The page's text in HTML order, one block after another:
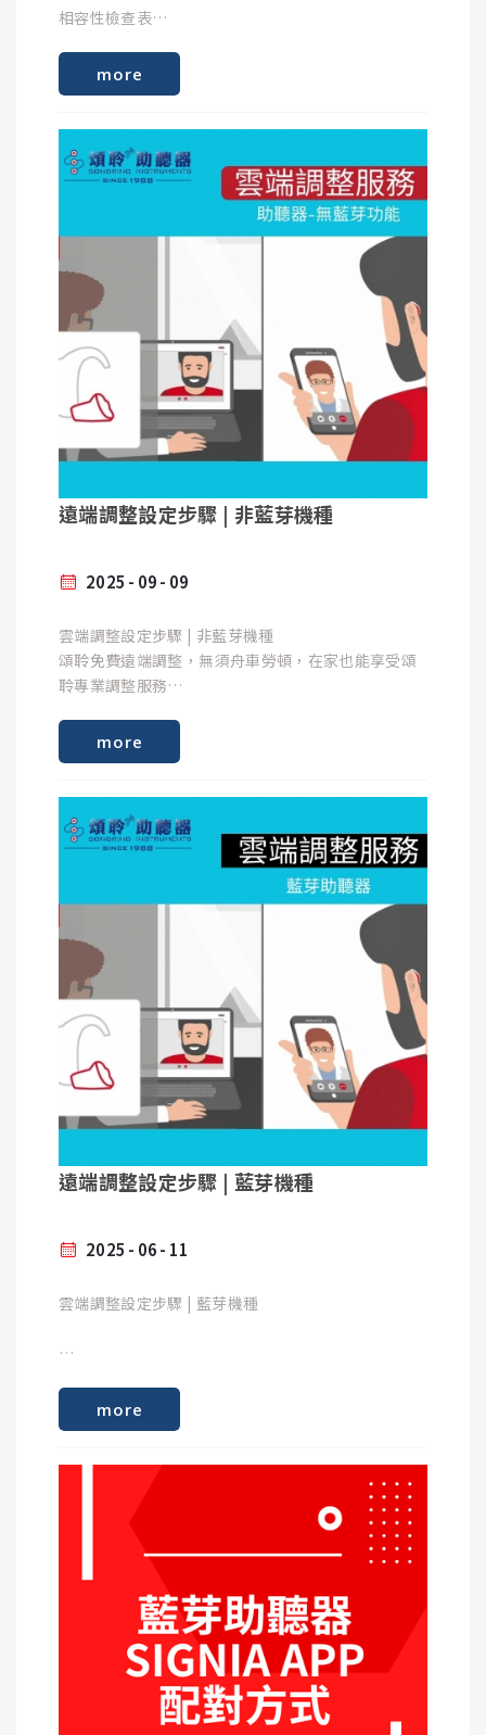
相容性檢查表
除了上面的裝置相容性自動檢查之外，下面列出了最
透過藍牙直接串流至助聽器
請注意，串流功能可能因手機製造商/型號而異。
Apple 裝置：
Signia Mfi (專為 iPhone、iPad 或 iPod touch 打
造) 助聽器直接連接到您的 iPhone、iPad 或 iPod，
以便您可以將電話和音樂直接傳輸到助聽器。
專為iPHONE打造的聽力設備
現在還可以透過 ASHA (助聽器音訊串流) 標準直接將
音訊串流至 Android 設備。
Samsung Galaxy Tab S9+
Samsung Galaxy Tab S9
Samsung Galaxy Tab S7
Samsung Galaxy Tab S7+ (tablets)
Samsung Galaxy Z Flip 5 (SM-F731B)
Samsung Galaxy Z Fold 5 (SM-F946B)
Samsung Galaxy Z Flip 4 (SM-F721B)
Samsung Galaxy Z Fold 4 (SM-F936B)
Samsung Galaxy Z Fold 2
Samsung Galaxy A71 (SM-A715F)
Samsung Galaxy A55
Samsung Galaxy A52 (SM-A525F)
Samsung Galaxy S24 Ultra
Samsung Galaxy S24+ US
Samsung Galaxy S24 US
Samsung Galaxy S24
Samsung Galaxy S23 FE
Samsung Galaxy S23 (SM-S911B/DS)
Samsung Galaxy S23 Ultra (SM-S918B/DS)
Samsung Galaxy S23+ (SM-S916B/DS)
Samsung Galaxy S22 5G (SM-S901U, SM-S901B)
Samsung Galaxy S22 Ultra 5G (SM-S908U, SM-
Samsung Galaxy S22+ 5G (SM-S906U, SM-S906B)
Samsung Galaxy S21 5G (SM-G991U)(US)
more
09
09
2025
遠端調整設定步驟 | 非藍芽機種
雲端調整設定步驟 | 非藍芽機種
頌聆免費遠端調整，無須舟車勞頓，在家也能享受頌
聆專業調整服務
下載SIGNIA APP
more
11
06
2025
遠端調整設定步驟 | 藍芽機種
雲端調整設定步驟 | 藍芽機種
下載SIGNIA APP
開始您的遠端調整旅程
請先確認助聽器已跟Signia App 藍芽配對完成，並開
藍芽助聽器與Signia App 配對方式請參考 :
more